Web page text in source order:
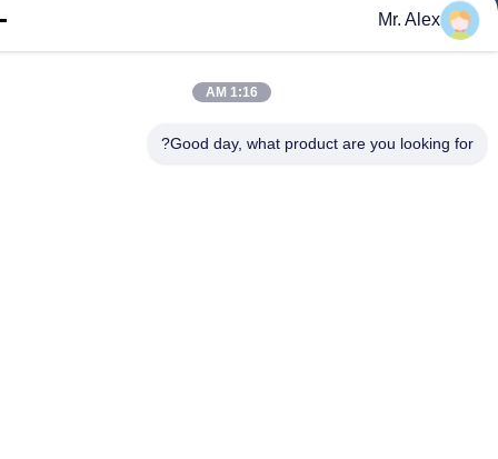
Mr. Alex
1:16 AM
Good day, what product are you looking